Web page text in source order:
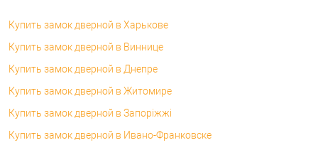
Купить замок дверной в Харькове
Купить замок дверной в Виннице
Купить замок дверной в Днепре
Купить замок дверной в Житомире
Купить замок дверной в Запоріжжі
Купить замок дверной в Ивано-Франковске